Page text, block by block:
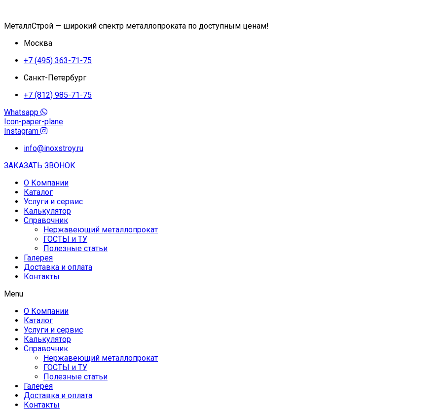
МеталлСтрой — широкий спектр металлопроката по доступным ценам!
Москва
+7 (495) 363-71-75
Санкт-Петербург
+7 (812) 985-71-75
Whatsapp
Icon-paper-plane
Instagram
info@inoxstroy.ru
ЗАКАЗАТЬ ЗВОНОК
О Компании
Каталог
Услуги и сервис
Калькулятор
Справочник
Нержавеющий металлопрокат
ГОСТЫ и ТУ
Полезные статьи
Галерея
Доставка и оплата
Контакты
Menu
О Компании
Каталог
Услуги и сервис
Калькулятор
Справочник
Нержавеющий металлопрокат
ГОСТЫ и ТУ
Полезные статьи
Галерея
Доставка и оплата
Контакты